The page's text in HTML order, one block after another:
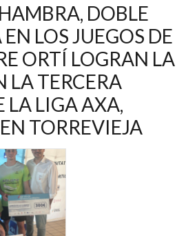
DOBLE
LOS JUEGOS DE
ORTÍ LOGRAN LA
LA TERCERA
LA LIGA AXA,
TORREVIEJA